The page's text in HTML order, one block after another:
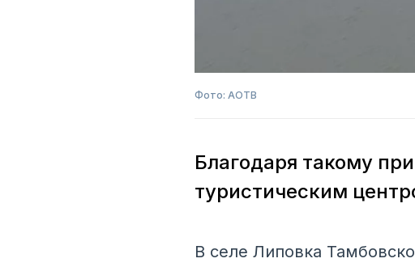
Фото: АОТВ
Благодаря такому
туристическим
В селе Липовка